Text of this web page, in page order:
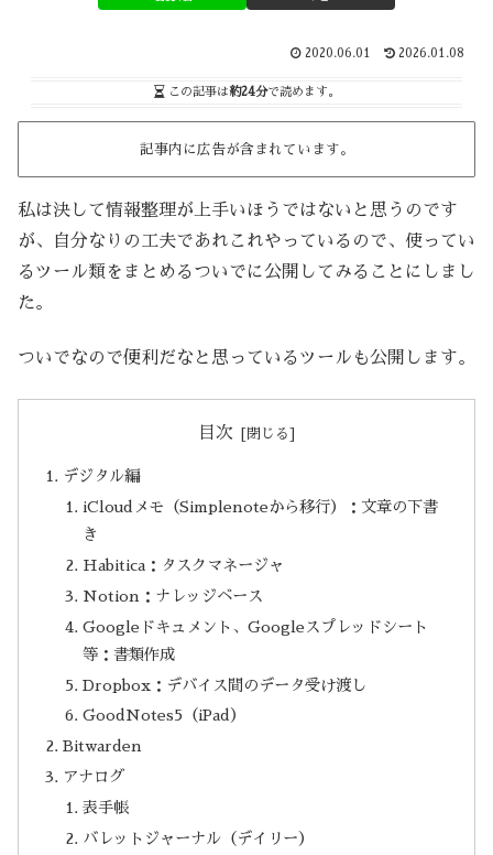
2020.06.01 2026.01.08
この記事は約24分で読めます。
記事内に広告が含まれています。
私は決して情報整理が上手いほうではないと思うのです
が、自分なりの工夫であれこれやっているので、使ってい
るツール類をまとめるついでに公開してみることにしまし
た。
ついでなので便利だなと思っているツールも公開します。
目次
デジタル編
iCloudメモ（Simplenoteから移行）：文章の下書
き
Habitica：タスクマネージャ
Notion：ナレッジベース
Googleドキュメント、Googleスプレッドシート
等：書類作成
Dropbox：デバイス間のデータ受け渡し
GoodNotes5（iPad）
Bitwarden
アナログ
表手帳
バレットジャーナル（デイリー）